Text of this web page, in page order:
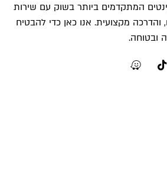
המתקדמים ביותר בשוק עם שירות
והדרכה מקצועית. אנו כאן כדי להבטיח
ובטוחה.